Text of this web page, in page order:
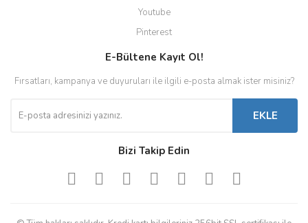
Youtube
Pinterest
E-Bültene Kayıt Ol!
Fırsatları, kampanya ve duyuruları ile ilgili e-posta almak ister misiniz?
EKLE
Bizi Takip Edin